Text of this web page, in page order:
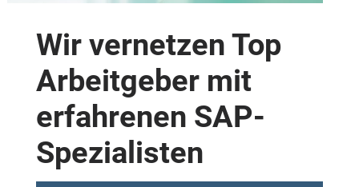
Wir vernetzen Top
Arbeitgeber mit
erfahrenen SAP-
Spezialisten